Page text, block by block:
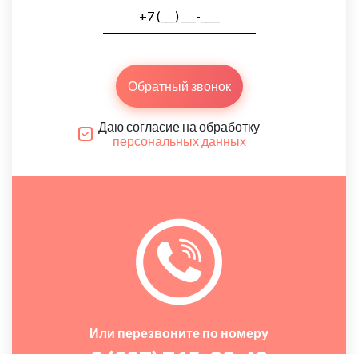
Обратный звонок
Даю согласие на обработку
персональных данных
Или перезвоните по номеру